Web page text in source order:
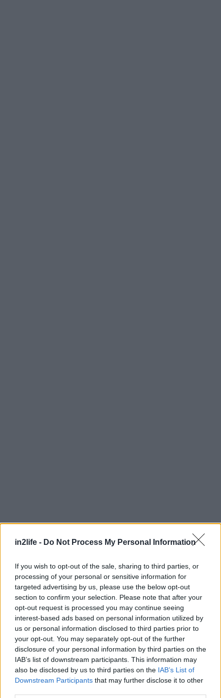
in2life - Do Not Process My Personal Information
If you wish to opt-out of the sale, sharing to third parties, or
processing of your personal or sensitive information for
targeted advertising by us, please use the below opt-out
section to confirm your selection. Please note that after your
opt-out request is processed you may continue seeing
interest-based ads based on personal information utilized by
us or personal information disclosed to third parties prior to
your opt-out. You may separately opt-out of the further
disclosure of your personal information by third parties on the
IAB’s list of downstream participants. This information may
also be disclosed by us to third parties on the IAB’s List of
Downstream Participants that may further disclose it to other
Αναζήτηση